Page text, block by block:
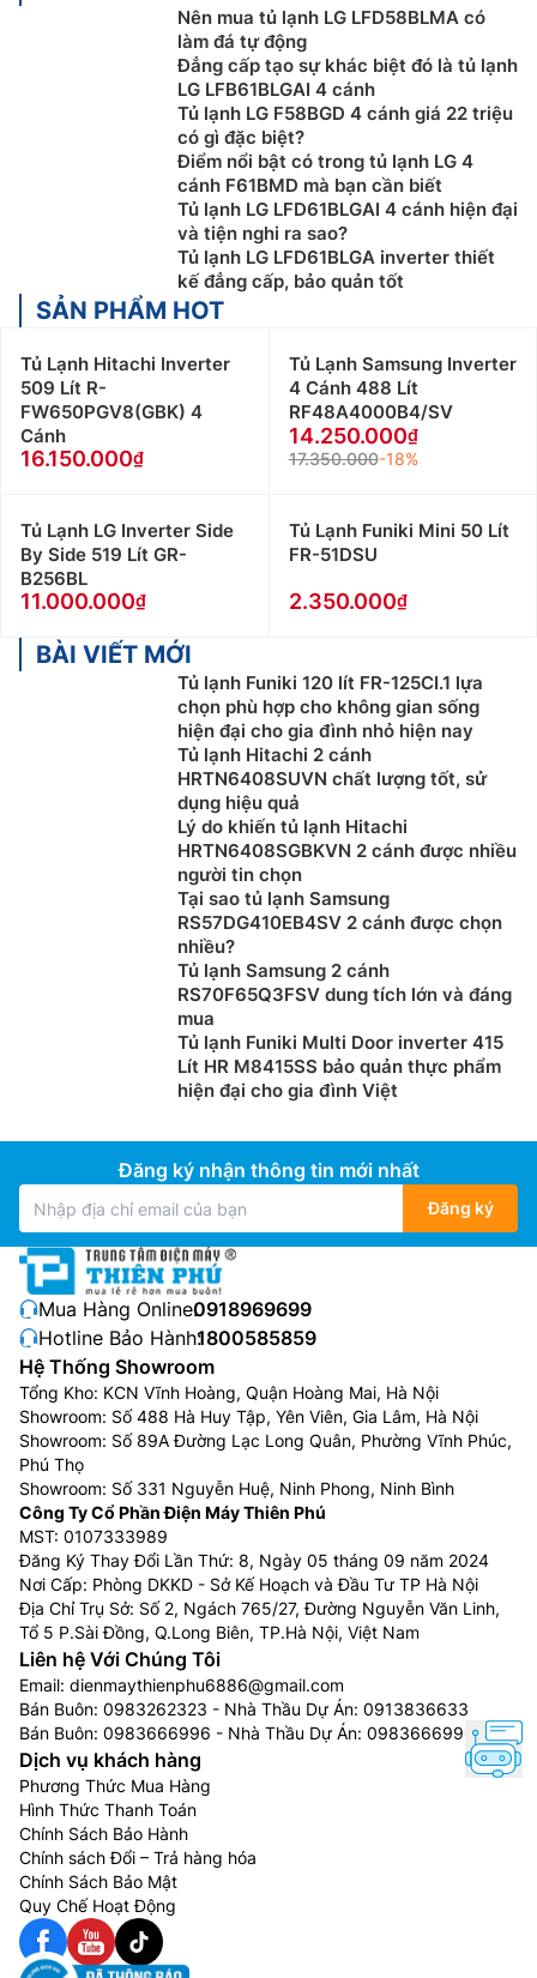
Nên mua tủ lạnh LG LFD58BLMA có
làm đá tự động
Đẳng cấp tạo sự khác biệt đó là tủ lạnh
LG LFB61BLGAI 4 cánh
Tủ lạnh LG F58BGD 4 cánh giá 22 triệu
có gì đặc biệt?
Điểm nổi bật có trong tủ lạnh LG 4
cánh F61BMD mà bạn cần biết
Tủ lạnh LG LFD61BLGAI 4 cánh hiện đại
và tiện nghi ra sao?
Tủ lạnh LG LFD61BLGA inverter thiết
kế đẳng cấp, bảo quản tốt
SẢN PHẨM HOT
Tủ Lạnh Hitachi Inverter
509 Lít R-
FW650PGV8(GBK) 4
Cánh
16.150.000
Tủ Lạnh Samsung Inverter
4 Cánh 488 Lít
RF48A4000B4/SV
14.250.000
17.350.000-18%
Tủ Lạnh LG Inverter Side
By Side 519 Lít GR-
B256BL
11.000.000
Tủ Lạnh Funiki Mini 50 Lít
FR-51DSU
2.350.000
BÀI VIẾT MỚI
Tủ lạnh Funiki 120 lít FR-125CI.1 lựa
chọn phù hợp cho không gian sống
hiện đại cho gia đình nhỏ hiện nay
Tủ lạnh Hitachi 2 cánh
HRTN6408SUVN chất lượng tốt, sử
dụng hiệu quả
Lý do khiến tủ lạnh Hitachi
HRTN6408SGBKVN 2 cánh được nhiều
người tin chọn
Tại sao tủ lạnh Samsung
RS57DG410EB4SV 2 cánh được chọn
nhiều?
Tủ lạnh Samsung 2 cánh
RS70F65Q3FSV dung tích lớn và đáng
mua
Tủ lạnh Funiki Multi Door inverter 415
Lít HR M8415SS bảo quản thực phẩm
hiện đại cho gia đình Việt
Đăng ký nhận thông tin mới nhất
Đăng ký
Mua Hàng Online:0918969699
Hotline Bảo Hành:1800585859
Hệ Thống Showroom
Tổng Kho: KCN Vĩnh Hoàng, Quận Hoàng Mai, Hà Nội
Showroom: Số 488 Hà Huy Tập, Yên Viên, Gia Lâm, Hà Nội
Showroom: Số 89A Đường Lạc Long Quân, Phường Vĩnh Phúc,
Phú Thọ
Showroom: Số 331 Nguyễn Huệ, Ninh Phong, Ninh Bình
Công Ty Cổ Phần Điện Máy Thiên Phú
MST: 0107333989
Đăng Ký Thay Đổi Lần Thứ: 8, Ngày 05 tháng 09 năm 2024
Nơi Cấp: Phòng DKKD - Sở Kế Hoạch và Đầu Tư TP Hà Nội
Địa Chỉ Trụ Sở: Số 2, Ngách 765/27, Đường Nguyễn Văn Linh,
Tổ 5 P.Sài Đồng, Q.Long Biên, TP.Hà Nội, Việt Nam
Liên hệ Với Chúng Tôi
Email: dienmaythienphu6886@gmail.com
Bán Buôn: 0983262323 - Nhà Thầu Dự Án: 0913836633
Bán Buôn: 0983666996 - Nhà Thầu Dự Án: 0983666996
Dịch vụ khách hàng
Phương Thức Mua Hàng
Hình Thức Thanh Toán
Chính Sách Bảo Hành
Chính sách Đổi – Trả hàng hóa
Chính Sách Bảo Mật
Quy Chế Hoạt Động